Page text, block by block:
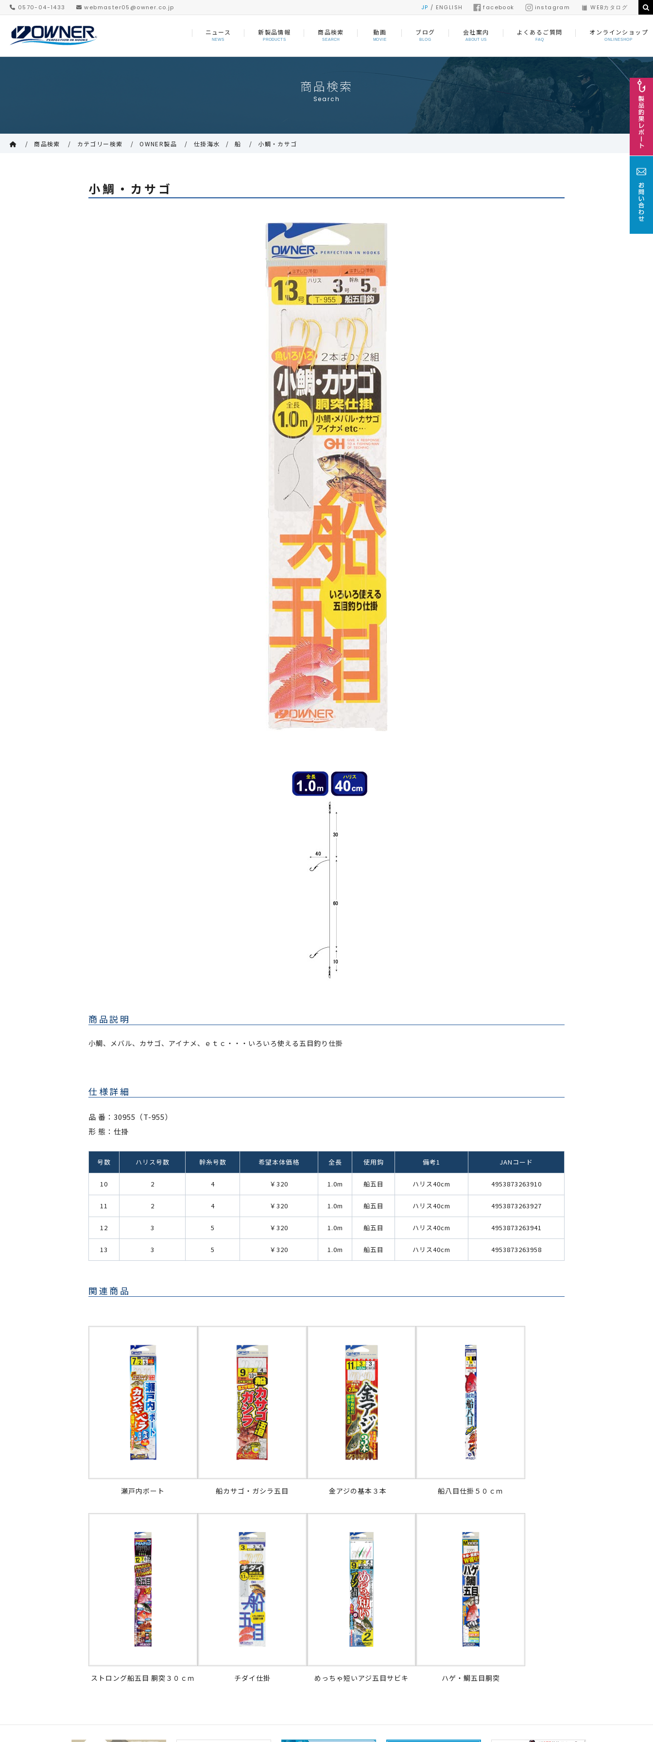
0570-04-1433 webmaster05@owner.co.jp JP / ENGLISH facebook instagram WEBカタログ
ニュース
NEWS
新製品情報
PRODUCTS
商品検索
SEARCH
動画
MOVIE
ブログ
BLOG
会社案内
ABOUT US
よくあるご質問
FAQ
オンラインショップ
ONLINESHOP
商品検索
Search
商品検索 カテゴリー検索 OWNER製品 仕掛海水 船 小鯛・カサゴ
小鯛・カサゴ
商品説明
小鯛、メバル、カサゴ、アイナメ、ｅｔｃ・・・いろいろ使える五目釣り仕掛
仕様詳細
品 番：30955（T-955）
形 態：仕掛
号数 ハリス号数 幹糸号数 希望本体価格 全長 使用鈎 備考1 JANコード
10 2 4 ￥320 1.0m 船五目 ハリス40cm 4953873263910
11 2 4 ￥320 1.0m 船五目 ハリス40cm 4953873263927
12 3 5 ￥320 1.0m 船五目 ハリス40cm 4953873263941
13 3 5 ￥320 1.0m 船五目 ハリス40cm 4953873263958
関連商品
瀬戸内ボート 船カサゴ・ガシラ五目 金アジの基本３本 船八目仕掛５０ｃｍ
ストロング船五目 胴突３０ｃｍ チダイ仕掛 めっちゃ短いアジ五目サビキ ハゲ・鯛五目胴突